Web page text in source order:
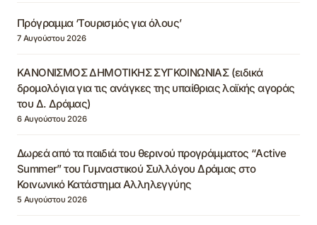
Πρόγραμμα ‘Τουρισμός για όλους’
7 Αυγούστου 2026
ΚΑΝΟΝΙΣΜΟΣ ΔΗΜΟΤΙΚΗΣ ΣΥΓΚΟΙΝΩΝΙΑΣ (ειδικά
δρομολόγια για τις ανάγκες της υπαίθριας λαϊκής αγοράς
του Δ. Δράμας)
6 Αυγούστου 2026
Δωρεά από τα παιδιά του θερινού προγράμματος “Active
Summer” του Γυμναστικού Συλλόγου Δράμας στο
Κοινωνικό Κατάστημα Αλληλεγγύης
5 Αυγούστου 2026